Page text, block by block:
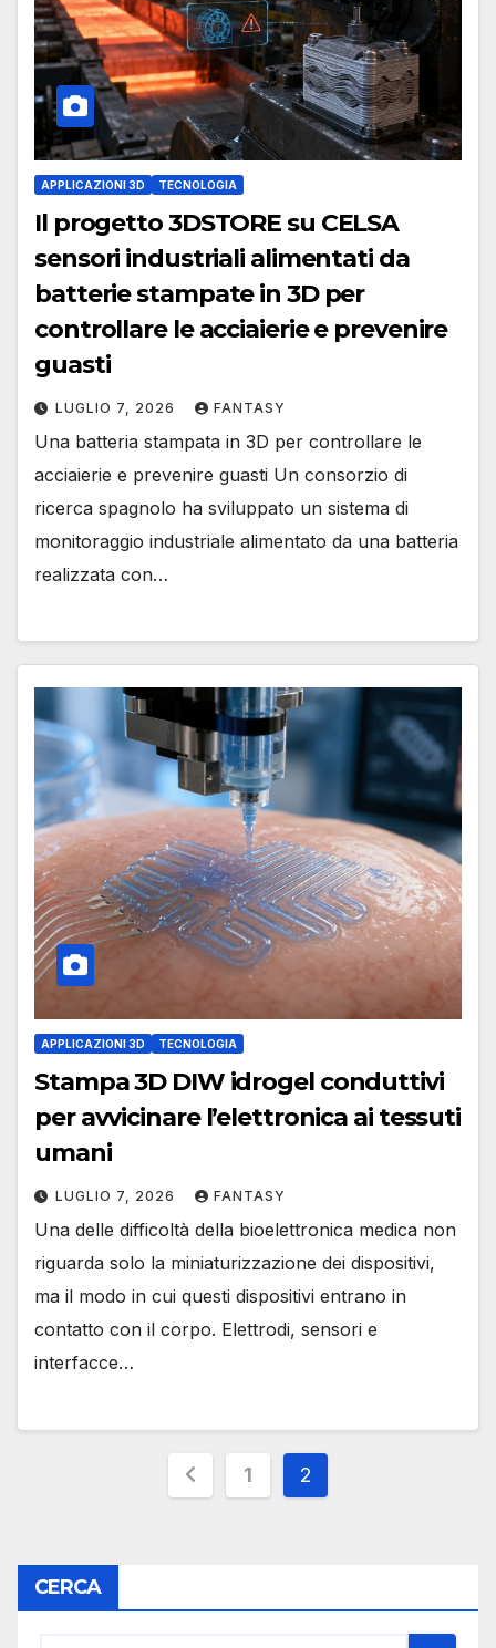
APPLICAZIONI 3D TECNOLOGIA
Il progetto 3DSTORE su CELSA
sensori industriali alimentati da
batterie stampate in 3D per
controllare le acciaierie e prevenire
guasti
LUGLIO 7, 2026 FANTASY
Una batteria stampata in 3D per controllare le
acciaierie e prevenire guasti Un consorzio di
ricerca spagnolo ha sviluppato un sistema di
monitoraggio industriale alimentato da una batteria
realizzata con…
APPLICAZIONI 3D TECNOLOGIA
Stampa 3D DIW idrogel conduttivi
per avvicinare l’elettronica ai tessuti
umani
LUGLIO 7, 2026 FANTASY
Una delle difficoltà della bioelettronica medica non
riguarda solo la miniaturizzazione dei dispositivi,
ma il modo in cui questi dispositivi entrano in
contatto con il corpo. Elettrodi, sensori e
interfacce…
Paginazione
1 2
CERCA